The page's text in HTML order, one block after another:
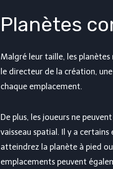
Planètes
Malgré leur taille, les
le directeur de la création,
chaque emplacement.
De plus, les joueurs ne
vaisseau spatial. Il y a
atteindrez la planète à pied
emplacements peuvent